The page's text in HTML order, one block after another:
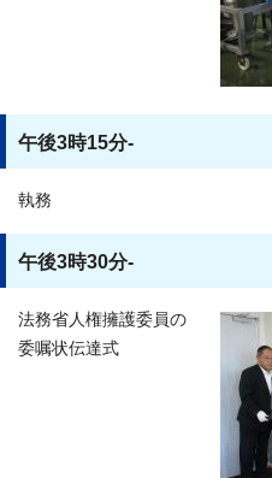
午後3時15分-
執務
午後3時30分-
法務省人権擁護委員の
委嘱状伝達式